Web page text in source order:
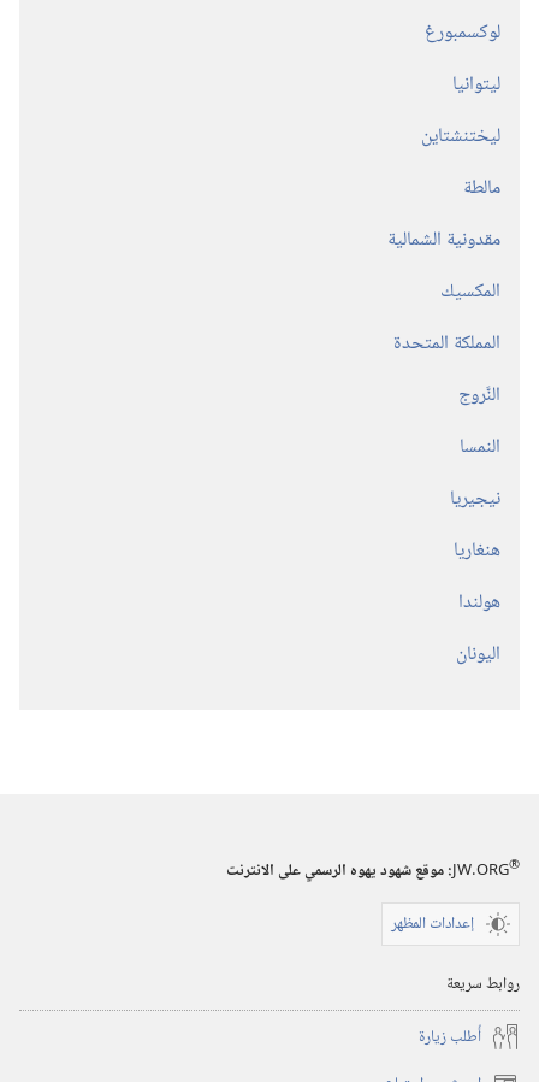
لوكسمبورغ
ليتوانيا
ليختنشتاين
مالطة
مقدونية الشمالية
المكسيك
المملكة المتحدة
النَّروج
النمسا
نيجيريا
هنغاريا
هولندا
اليونان
JW.ORG®
:‏ موقع شهود يهوه الرسمي على الانترنت
إعدادات المظهر
روابط سريعة
أُطلب زيارة